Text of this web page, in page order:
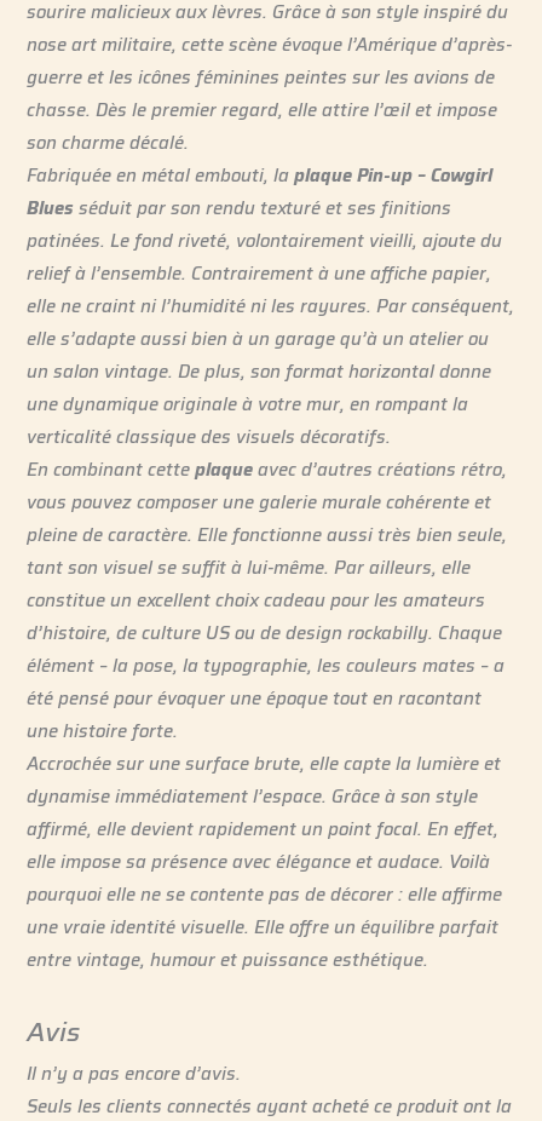
sourire malicieux aux lèvres. Grâce à son style inspiré du
nose art militaire, cette scène évoque l’Amérique d’après-
guerre et les icônes féminines peintes sur les avions de
chasse. Dès le premier regard, elle attire l’œil et impose
son charme décalé.
Fabriquée en métal embouti, laplaque Pin-up – Cowgirl
Bluesséduit par son rendu texturé et ses finitions
patinées. Le fond riveté, volontairement vieilli, ajoute du
relief à l’ensemble. Contrairement à une affiche papier,
elle ne craint ni l’humidité ni les rayures. Par conséquent,
elle s’adapte aussi bien à un garage qu’à un atelier ou
un salon vintage. De plus, son format horizontal donne
une dynamique originale à votre mur, en rompant la
verticalité classique des visuels décoratifs.
En combinant cetteplaqueavec d’autres créations rétro,
vous pouvez composer une galerie murale cohérente et
pleine de caractère. Elle fonctionne aussi très bien seule,
tant son visuel se suffit à lui-même. Par ailleurs, elle
constitue un excellent choix cadeau pour les amateurs
d’histoire, de culture US ou de design rockabilly. Chaque
élément – la pose, la typographie, les couleurs mates – a
été pensé pour évoquer une époque tout en racontant
une histoire forte.
Accrochée sur une surface brute, elle capte la lumière et
dynamise immédiatement l’espace. Grâce à son style
affirmé, elle devient rapidement un point focal. En effet,
elle impose sa présence avec élégance et audace. Voilà
pourquoi elle ne se contente pas de décorer : elle affirme
une vraie identité visuelle. Elle offre un équilibre parfait
entre vintage, humour et puissance esthétique.
Avis
Il n’y a pas encore d’avis.
Seuls les clients connectés ayant acheté ce produit ont la